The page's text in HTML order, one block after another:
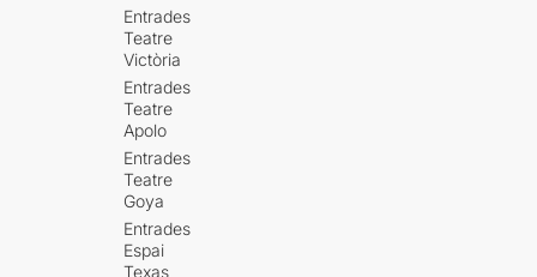
Entrades
Teatre
Victòria
Entrades
Teatre
Apolo
Entrades
Teatre
Goya
Entrades
Espai
Texas